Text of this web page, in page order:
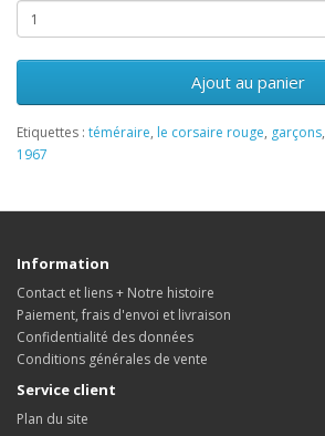
Ajout au panier
Etiquettes : téméraire, le corsaire rouge, garçons,
1967
Information
Contact et liens + Notre histoire
Paiement, frais d'envoi et livraison
Confidentialité des données
Conditions générales de vente
Service client
Plan du site